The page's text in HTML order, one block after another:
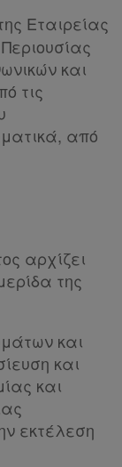
Εταιρείας
και
τις
από
αρχίζει
της
και
και
και
εκτέλεση